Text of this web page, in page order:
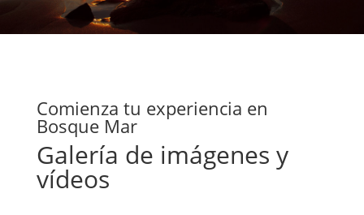
Comienza tu experiencia en
Bosque Mar
Galería de imágenes y
vídeos